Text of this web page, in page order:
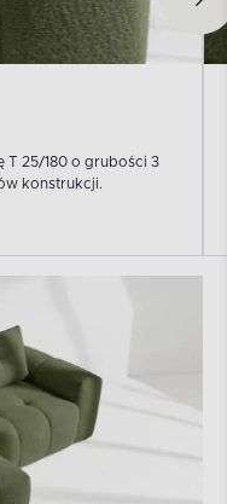
T 25/180 o grubości 3
konstrukcji.